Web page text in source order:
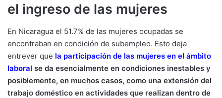
el ingreso de las mujeres
En Nicaragua el 51.7% de las mujeres ocupadas se
encontraban en condición de subempleo. Esto deja
entrever que la participación de las mujeres en el ámbito
laboral se da esencialmente en condiciones inestables y
posiblemente, en muchos casos, como una extensión del
trabajo doméstico en actividades que realizan dentro de